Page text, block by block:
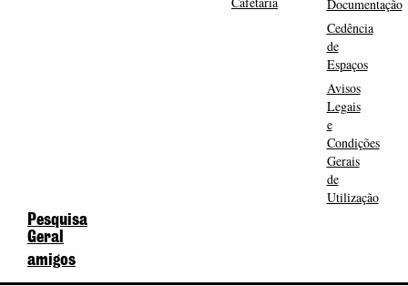
Documentação
Cedência
de
Espaços
Avisos
Legais
e
Condições
Gerais
de
Utilização
Pesquisa
Geral
amigos